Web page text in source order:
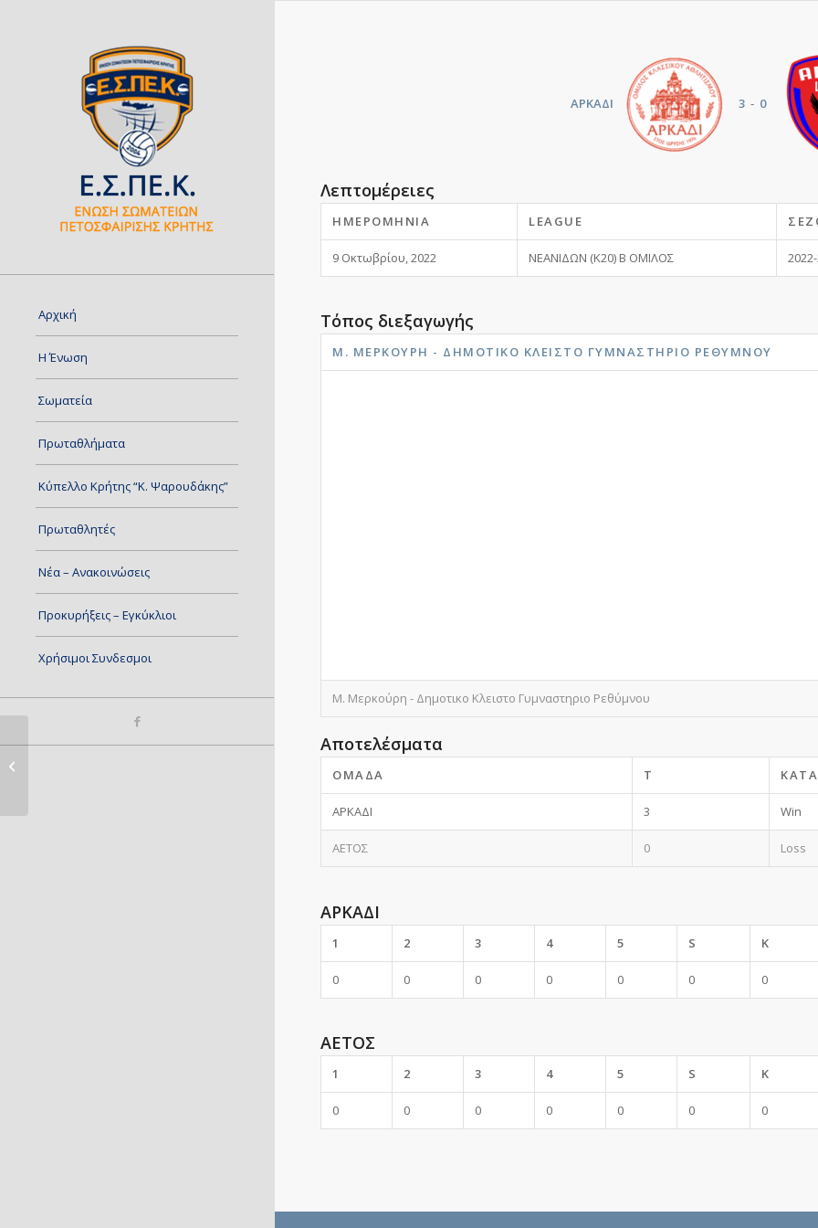
Αρχική
Η Ένωση
Σωματεία
Πρωταθλήματα
Κύπελλο Κρήτης “Κ. Ψαρουδάκης”
Πρωταθλητές
Νέα – Ανακοινώσεις
Προκυρήξεις – Εγκύκλιοι
Χρήσιμοι Συνδεσμοι
ΑΡΚΑΔΙ 3 - 0
Λεπτομέρειες
ΗΜΕΡΟΜΗΝΊΑ LEAGUE
9 Οκτωβρίου, 2022 ΝΕΑΝΙΔΩΝ (K20) Β ΟΜΙΛΟΣ
Τόπος διεξαγωγής
Μ. ΜΕΡΚΟΎΡΗ - ΔΗΜΟΤΙΚΟ ΚΛΕΙΣΤΟ ΓΥΜΝΑΣΤΗΡΙΟ ΡΕΘΎΜΝΟΥ
Μ. Μερκούρη - Δημοτικο Κλειστο Γυμναστηριο Ρεθύμνου
Αποτελέσματα
ΟΜΆΔΑ T
ΑΡΚΑΔΙ 3 Win
ΑΕΤΟΣ 0 Loss
ΑΡΚΑΔΙ
1 2 3 4 5 S K
0 0 0 0 0 0 0
ΑΕΤΟΣ
1 2 3 4 5 S K
0 0 0 0 0 0 0